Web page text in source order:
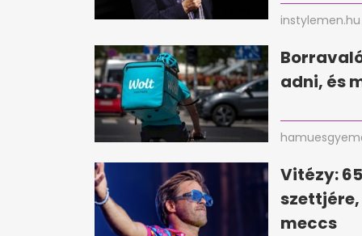
instylemen.hu
adni, és
Vitézy:
meccs